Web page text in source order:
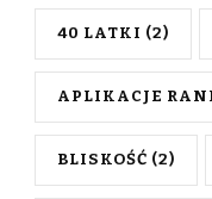
40 LATKI (2)
APLIKACJE
BLISKOŚĆ (2)